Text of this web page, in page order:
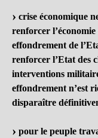
crise économique
renforcer
effondrement de
renforcer l’Etat des
interventions
effondrement n’est
disparaître
pour le peuple